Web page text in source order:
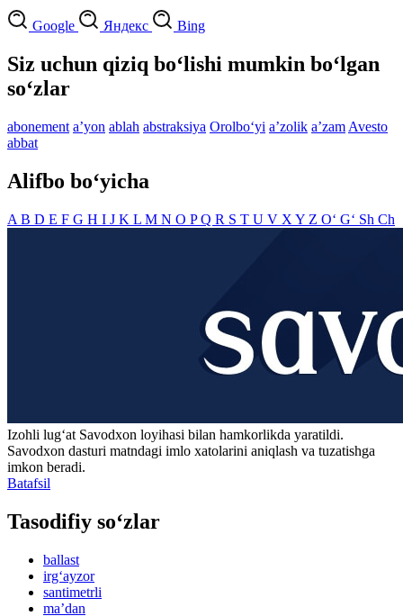
Google Яндекс Bing
Siz uchun qiziq bo‘lishi mumkin bo‘lgan
so‘zlar
abonement aʼyon ablah abstraksiya Orolbo‘yi aʼzolik aʼzam Avesto
abbat
Alifbo bo‘yicha
A B D E F G H I J K L M N O PQ R S T U V X Y Z O‘ G‘ Sh Ch
Izohli lugʻat Savodxon loyihasi bilan hamkorlikda yaratildi.
Savodxon dasturi matndagi imlo xatolarini aniqlash va tuzatishga
imkon beradi.
Batafsil
Tasodifiy so‘zlar
ballast
irg‘ayzor
santimetrli
maʼdan